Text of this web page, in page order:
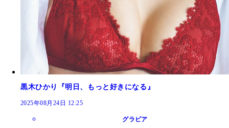
黒木ひかり『明日、もっと好きになる』
2025年08月24日 12:25
グラビア